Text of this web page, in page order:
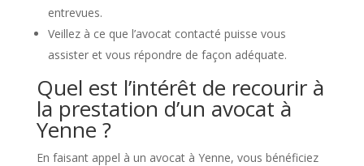
entrevues.
Veillez à ce que l’avocat contacté puisse vous
assister et vous répondre de façon adéquate.
Quel est l’intérêt de recourir à
la prestation d’un avocat à
Yenne ?
En faisant appel à un avocat à Yenne, vous bénéficiez